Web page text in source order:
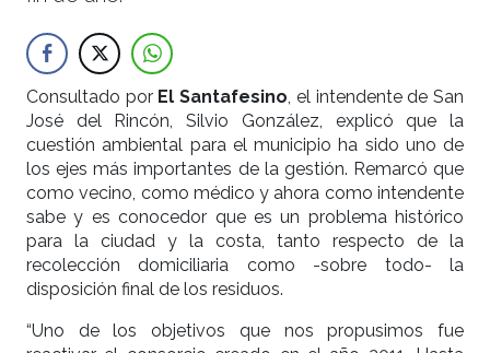
Consultado por El Santafesino , el intendente de San
José del Rincón, Silvio González, explicó que la
cuestión ambiental para el municipio ha sido uno de
los ejes más importantes de la gestión. Remarcó que
como vecino, como médico y ahora como intendente
sabe y es conocedor que es un problema histórico
para la ciudad y la costa, tanto respecto de la
recolección domiciliaria como -sobre todo- la
disposición final de los residuos.
“Uno de los objetivos que nos propusimos fue